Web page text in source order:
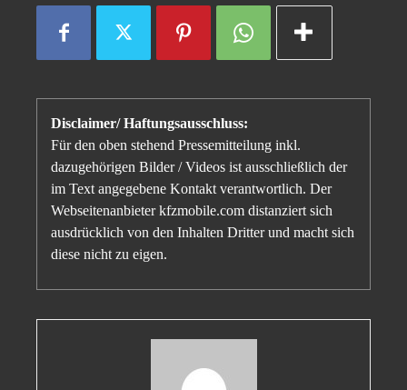
Disclaimer/ Haftungsausschluss:
Für den oben stehend Pressemitteilung inkl.
dazugehörigen Bilder / Videos ist ausschließlich der
im Text angegebene Kontakt verantwortlich. Der
Webseitenanbieter kfzmobile.com distanziert sich
ausdrücklich von den Inhalten Dritter und macht sich
diese nicht zu eigen.